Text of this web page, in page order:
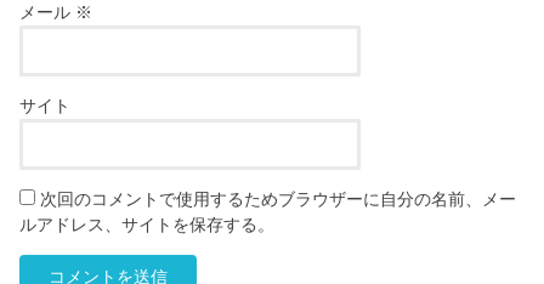
メール ※
サイト
次回のコメントで使用するためブラウザーに自分の名前、メー
ルアドレス、サイトを保存する。